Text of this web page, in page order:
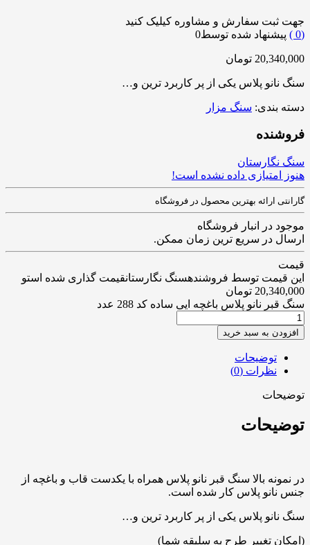
جهت ثبت سفارش و مشاوره کیلیک کنید
0
) پیشنهاد شده توسط0
20,340,000 تومان
سنگ نانو پلاس یکی از پر کاربرد ترین و…
دسته بندی: سنگ مزار
فروشنده
سنگ نگارستان
هنوز امتیازی داده نشده است!
گارانتی ارائه بهترین محصول در فروشگاه
موجود در انبار فروشگاه
ارسال در سریع ترین زمان ممکن.
قیمت
این قیمت توسط فروشندهسنگ نگارستانقیمت گذاری شده استو
20,340,000 تومان
سنگ قبر نانو پلاس باغچه ایی ساده کد 288 عدد
افزودن به سبد خرید
توضیحات
نظرات (0)
توضیحات
توضیحات
در نمونه بالا سنگ قبر نانو پلاس همراه با یکدست قاب و باغچه از
جنس نانو پلاس کار شده است.
سنگ نانو پلاس یکی از پر کاربرد ترین و…
(امکان تغییر طرح به سلیقه شما)